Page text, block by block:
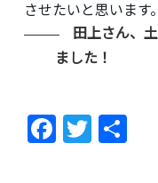
させたいと思います。
田上さん、
ました！
Facebook
Twitter